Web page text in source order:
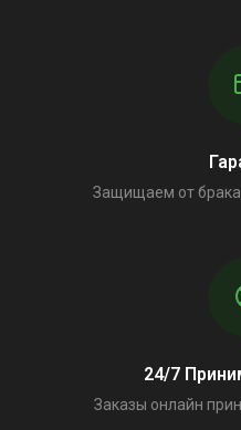
Защищаем от
24/7
Заказы онлайн